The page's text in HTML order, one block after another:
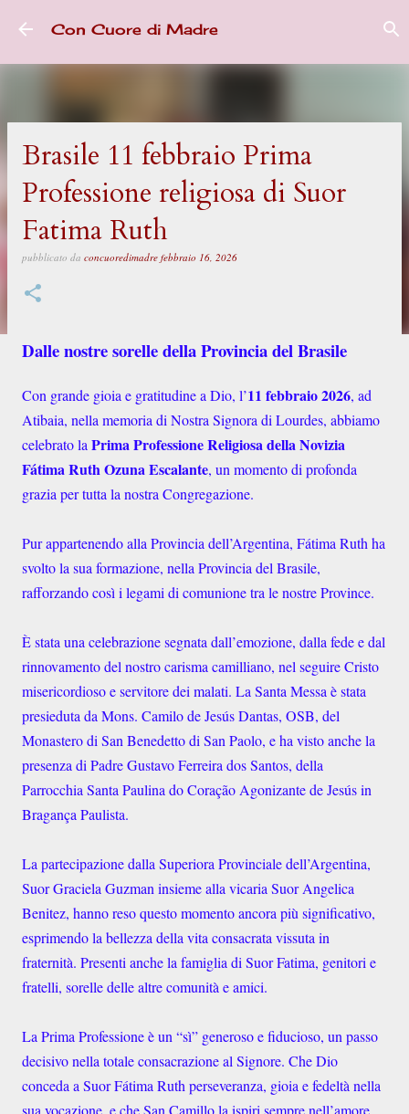
Passa ai contenuti principali
Con Cuore di Madre
Brasile 11 febbraio Prima
Professione religiosa di Suor
Fatima Ruth
pubblicato da concuoredimadre febbraio 16, 2026
Dalle nostre sorelle della Provincia del Brasile
Con grande gioia e gratitudine a Dio, l’11 febbraio 2026, ad
Atibaia, nella memoria di Nostra Signora di Lourdes, abbiamo
celebrato la Prima Professione Religiosa della Novizia
Fátima Ruth Ozuna Escalante, un momento di profonda
grazia per tutta la nostra Congregazione.
Pur appartenendo alla Provincia dell’Argentina, Fátima Ruth ha
svolto la sua formazione, nella Provincia del Brasile,
rafforzando così i legami di comunione tra le nostre Province.
È stata una celebrazione segnata dall’emozione, dalla fede e dal
rinnovamento del nostro carisma camilliano, nel seguire Cristo
misericordioso e servitore dei malati. La Santa Messa è stata
presieduta da Mons. Camilo de Jesús Dantas, OSB, del
Monastero di San Benedetto di San Paolo, e ha visto anche la
presenza di Padre Gustavo Ferreira dos Santos, della
Parrocchia Santa Paulina do Coração Agonizante de Jesús in
Bragança Paulista.
La partecipazione dalla Superiora Provinciale dell’Argentina,
Suor Graciela Guzman insieme alla vicaria Suor Angelica
Benitez, hanno reso questo momento ancora più significativo,
esprimendo la bellezza della vita consacrata vissuta in
fraternità. Presenti anche la famiglia di Suor Fatima, genitori e
fratelli, sorelle delle altre comunità e amici.
La Prima Professione è un “sì” generoso e fiducioso, un passo
decisivo nella totale consacrazione al Signore. Che Dio
conceda a Suor Fátima Ruth perseveranza, gioia e fedeltà nella
sua vocazione, e che San Camillo la ispiri sempre nell’amore